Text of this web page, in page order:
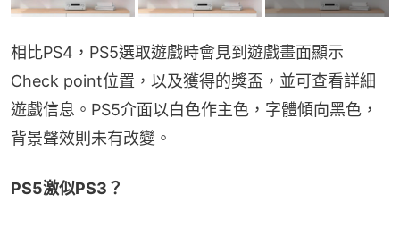
相比PS4，PS5選取遊戲時會見到遊戲畫面顯示
Check point位置，以及獲得的獎盃，並可查看詳細
遊戲信息。PS5介面以白色作主色，字體傾向黑色，
背景聲效則未有改變。
PS5激似PS3？